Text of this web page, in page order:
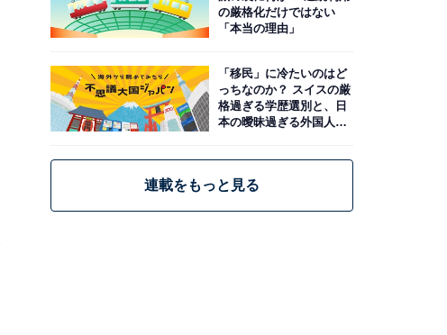
の厳格化だけではない
「本当の理由」
「移民」に冷たいのはど
っちなのか？ スイスの厳
格過ぎる学歴選別と、日
本の曖昧過ぎる外国人政
連載をもっと見る